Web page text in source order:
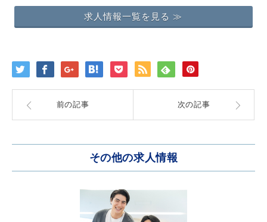
求人情報一覧を見る ≫
前の記事 次の記事
その他の求人情報